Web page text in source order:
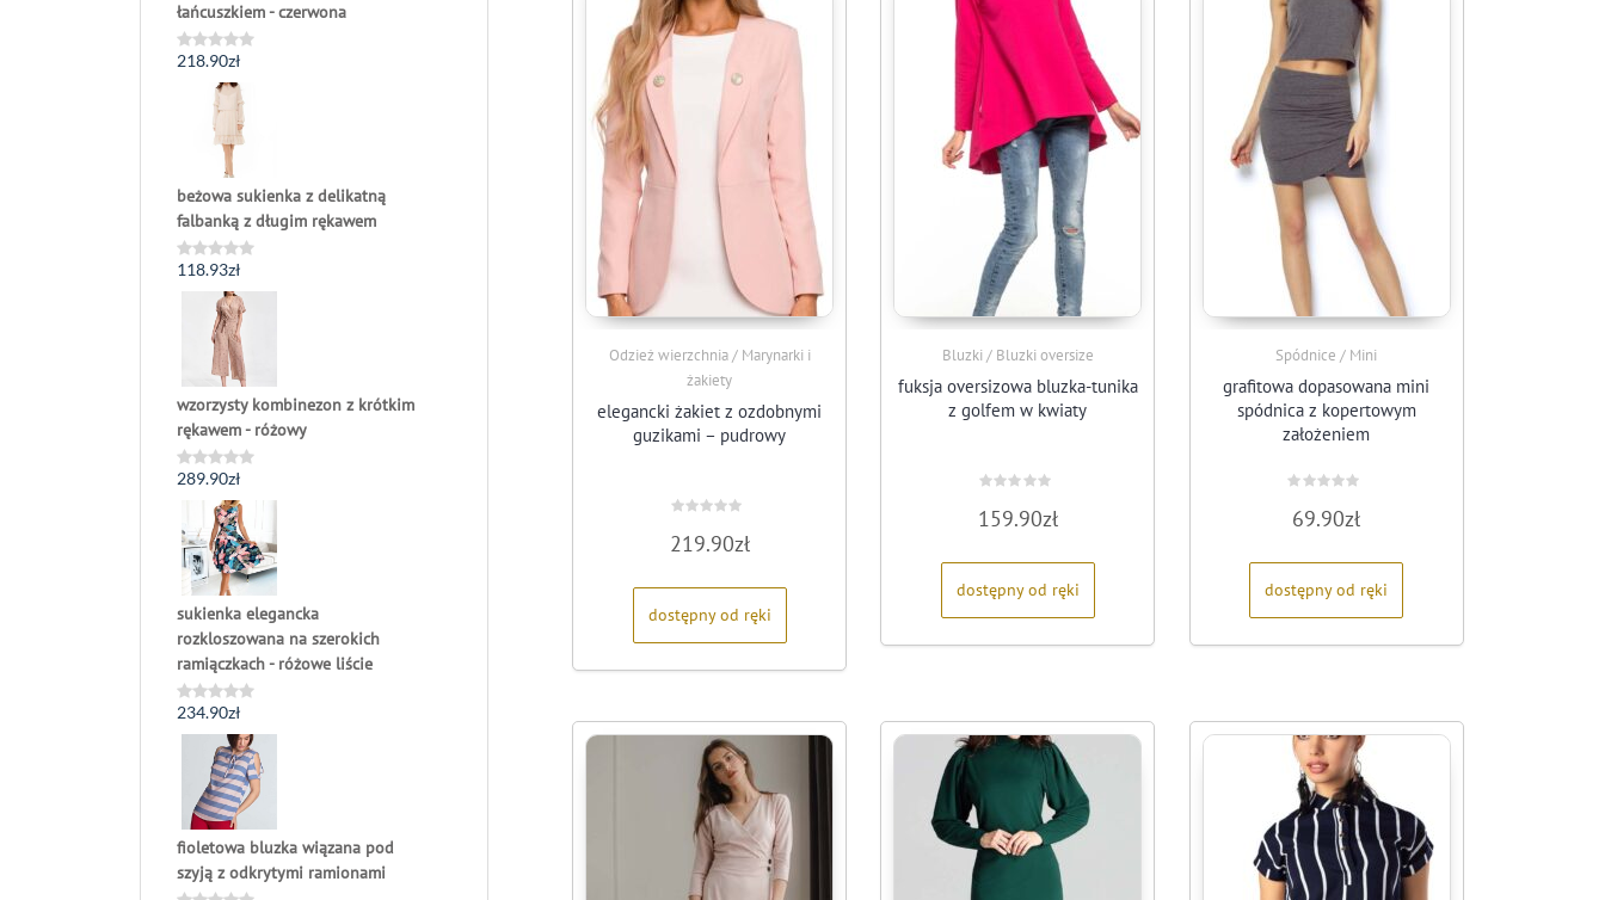
Odzież wierzchnia / Marynarki i
żakiety
elegancki żakiet z ozdobnymi
guzikami – pudrowy
0
na
219.90zł
dostępny od ręki
Bluzki / Bluzki oversize
fuksja oversizowa bluzka-tunika
z golfem w kwiaty
0
na
159.90zł
dostępny od ręki
Spódnice / Mini
grafitowa dopasowana mini
spódnica z kopertowym
założeniem
0
na
69.90zł
dostępny od ręki
łańcuszkiem - czerwona
Oceniono
218.90zł
beżowa sukienka z delikatną
falbanką z długim rękawem
Oceniono
118.93zł
wzorzysty kombinezon z krótkim
rękawem - różowy
Oceniono
5
289.90zł
sukienka elegancka
rozkloszowana na szerokich
ramiączkach - różowe liście
Oceniono
0
234.90zł
fioletowa bluzka wiązana pod
szyją z odkrytymi ramionami